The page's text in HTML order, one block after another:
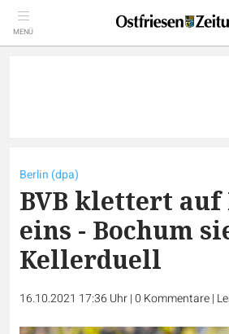
MENÜ
Berlin (dpa)
BVB klettert auf
eins - Bochum
Kellerduell
16.10.2021 17:36 Uhr|0 Kommentare|